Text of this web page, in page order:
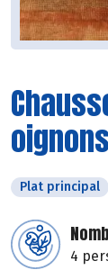
oignons
Plat principal
4